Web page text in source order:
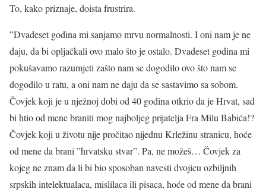
To, kako priznaje, doista frustrira.
”Dvadeset godina mi sanjamo mrvu normalnosti. I oni nam je ne
daju, da bi opljačkali ovo malo što je ostalo. Dvadeset godina mi
pokušavamo razumjeti zašto nam se dogodilo ovo što nam se
dogodilo u ratu, a oni nam ne daju da se sastavimo sa sobom.
Čovjek koji je u nježnoj dobi od 40 godina otkrio da je Hrvat, sad
bi htio od mene braniti mog najboljeg prijatelja Fra Milu Babića!?
Čovjek koji u životu nije pročitao nijednu Krležinu stranicu, hoće
od mene da brani ”hrvatsku stvar”. Pa, ne možeš… Čovjek za
kojeg ne znam da li bi bio sposoban navesti dvojicu ozbiljnih
srpskih intelektualaca, mislilaca ili pisaca, hoće od mene da brani